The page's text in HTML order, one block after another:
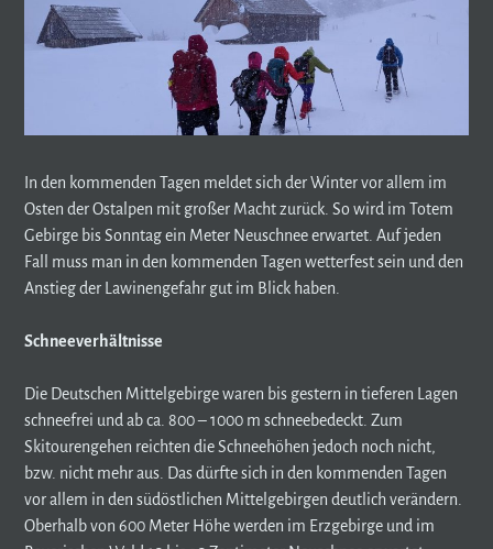
In den kommenden Tagen meldet sich der Winter vor allem im
Osten der Ostalpen mit großer Macht zurück. So wird im Totem
Gebirge bis Sonntag ein Meter Neuschnee erwartet. Auf jeden
Fall muss man in den kommenden Tagen wetterfest sein und den
Anstieg der Lawinengefahr gut im Blick haben.
Schneeverhältnisse
Die Deutschen Mittelgebirge waren bis gestern in tieferen Lagen
schneefrei und ab ca. 800 – 1000 m schneebedeckt. Zum
Skitourengehen reichten die Schneehöhen jedoch noch nicht,
bzw. nicht mehr aus. Das dürfte sich in den kommenden Tagen
vor allem in den südöstlichen Mittelgebirgen deutlich verändern.
Oberhalb von 600 Meter Höhe werden im Erzgebirge und im